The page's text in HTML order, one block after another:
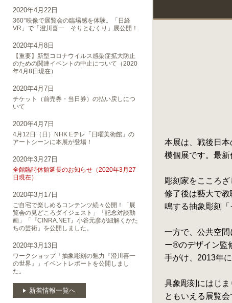
2020年4月22日
360°映像で展覧会の臨場感を体験。「日経
VR」で「澄川喜一 そりとむくり」展公開！
2020年4月8日
【重要】新型コロナウイルス感染症拡大防止
のための関連イベントの中止について（2020
年4月8日現在）
2020年4月7日
チケット（前売券・当日券）の払い戻しにつ
いて
2020年4月7日
4月12日（日）NHK Eテレ「日曜美術館」の
アートシーンに本展が登場！
2020年3月27日
全館臨時休館延長のお知らせ（2020年3月27
日現在）
2020年3月17日
ご自宅で楽しめるコンテンツ続々公開！「展
覧会の見どころダイジェスト」「記念対談動
画」「『CINRA.NET』小谷元彦が紐解くかた
ちの芸術」を公開しました。
2020年3月13日
ワークショップ「抽象彫刻の魅力『澄川喜一
の世界』」イベントレポートを公開しまし
た。
新着情報一覧へ
本展は、戦後日
模個展です。最
彫刻家をこころ
修了後は藝大で
鳴する抽象彫刻
一方で、公共空
ー®のデザイン監
手がけ、2013年
具象彫刻にはじ
ともいえる展覧会